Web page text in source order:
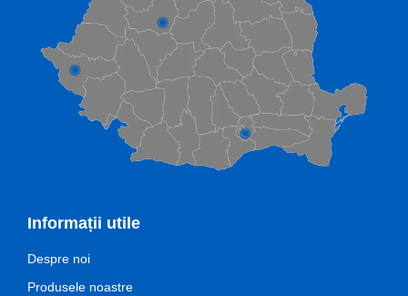
Informații utile
Despre noi
Produsele noastre